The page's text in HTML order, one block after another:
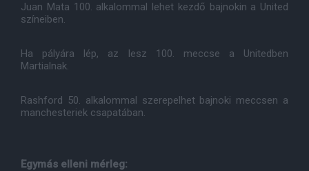
Juan Mata 100. alkalommal lehet kezdő bajnokin a United
színeiben.
Ha pályára lép, az lesz 100. meccse a Unitedben
Martialnak.
Rashford 50. alkalommal szerepelhet bajnoki meccsen a
manchesteriek csapatában.
Egymás elleni mérleg: